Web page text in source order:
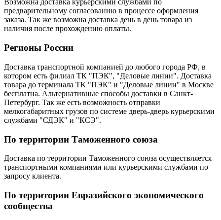
Возможна доставка курьерскими службами по
предварительному согласованию в процессе оформления
заказа. Так же возможна доставка день в день товара из
наличия после прохождению оплаты.
Регионы России
Доставка транспортной компанией до любого города РФ, в
котором есть филиал ТК "ПЭК", "Деловые линии". Доставка
товара до терминала ТК "ПЭК" и "Деловые линии" в Москве
бесплатна. Альтернативные способы доставки в Санкт-
Петербург. Так же есть возможность отправки
мелкогабаритных грузов по системе дверь-дверь курьерскими
службами "СДЭК" и "КСЭ".
По территории Таможенного союза
Доставка по территории Таможенного союза осуществляется
транспортными компаниями или курьерскими службами по
запросу клиента.
По территории Евразийского экономического
сообщества